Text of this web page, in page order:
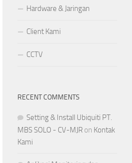
Hardware & Jaringan
Client Kami
CCTV
RECENT COMMENTS
Setting & Install Ubiquiti PT.
MBS SOLO - CV-MJR on Kontak
Kami